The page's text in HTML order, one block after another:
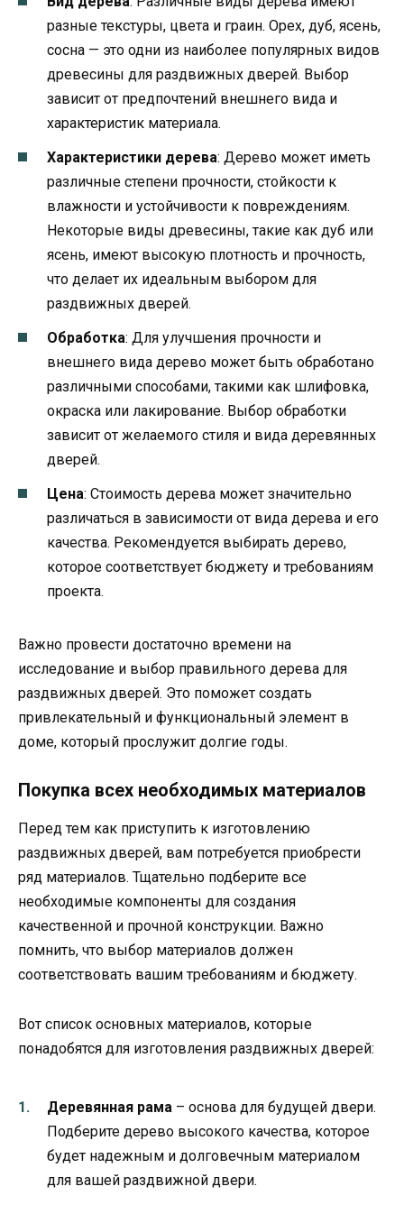
разные текстуры, цвета и граин. Орех, дуб, ясень,
сосна — это одни из наиболее популярных видов
древесины для раздвижных дверей. Выбор
зависит от предпочтений внешнего вида и
характеристик материала.
Характеристики дерева: Дерево может иметь
различные степени прочности, стойкости к
влажности и устойчивости к повреждениям.
Некоторые виды древесины, такие как дуб или
ясень, имеют высокую плотность и прочность,
что делает их идеальным выбором для
раздвижных дверей.
Обработка: Для улучшения прочности и
внешнего вида дерево может быть обработано
различными способами, такими как шлифовка,
окраска или лакирование. Выбор обработки
зависит от желаемого стиля и вида деревянных
дверей.
Цена: Стоимость дерева может значительно
различаться в зависимости от вида дерева и его
качества. Рекомендуется выбирать дерево,
которое соответствует бюджету и требованиям
проекта.
Важно провести достаточно времени на
исследование и выбор правильного дерева для
раздвижных дверей. Это поможет создать
привлекательный и функциональный элемент в
доме, который прослужит долгие годы.
Покупка всех необходимых материалов
Перед тем как приступить к изготовлению
раздвижных дверей, вам потребуется приобрести
ряд материалов. Тщательно подберите все
необходимые компоненты для создания
качественной и прочной конструкции. Важно
помнить, что выбор материалов должен
соответствовать вашим требованиям и бюджету.
Вот список основных материалов, которые
понадобятся для изготовления раздвижных дверей:
Деревянная рама – основа для будущей двери.
Подберите дерево высокого качества, которое
будет надежным и долговечным материалом
для вашей раздвижной двери.